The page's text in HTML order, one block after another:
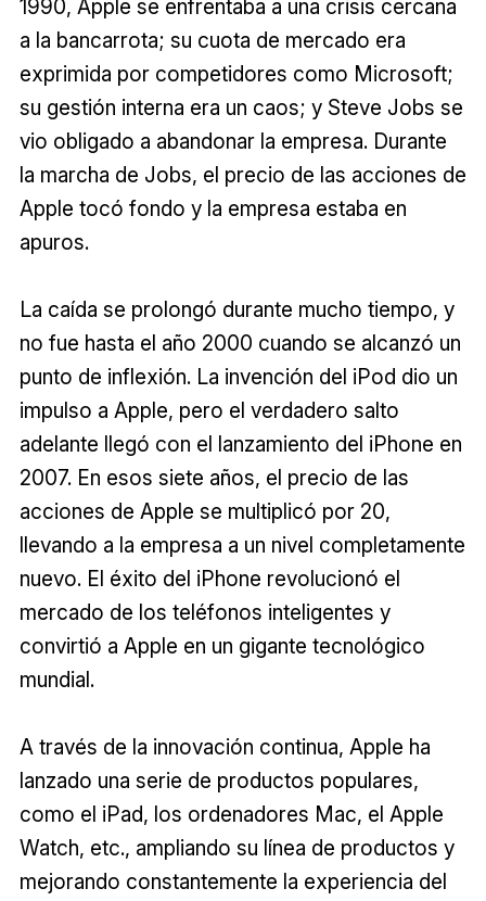
1990, Apple se enfrentaba a una crisis cercana
a la bancarrota; su cuota de mercado era
exprimida por competidores como Microsoft;
su gestión interna era un caos; y Steve Jobs se
vio obligado a abandonar la empresa. Durante
la marcha de Jobs, el precio de las acciones de
Apple tocó fondo y la empresa estaba en
apuros.
La caída se prolongó durante mucho tiempo, y
no fue hasta el año 2000 cuando se alcanzó un
punto de inflexión. La invención del iPod dio un
impulso a Apple, pero el verdadero salto
adelante llegó con el lanzamiento del iPhone en
2007. En esos siete años, el precio de las
acciones de Apple se multiplicó por 20,
llevando a la empresa a un nivel completamente
nuevo. El éxito del iPhone revolucionó el
mercado de los teléfonos inteligentes y
convirtió a Apple en un gigante tecnológico
mundial.
A través de la innovación continua, Apple ha
lanzado una serie de productos populares,
como el iPad, los ordenadores Mac, el Apple
Watch, etc., ampliando su línea de productos y
mejorando constantemente la experiencia del